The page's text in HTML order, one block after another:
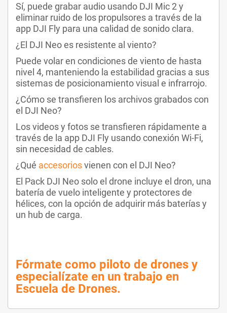
Sí, puede grabar audio usando DJI Mic 2 y
eliminar ruido de los propulsores a través de la
app DJI Fly para una calidad de sonido clara.
¿El DJI Neo es resistente al viento?
Puede volar en condiciones de viento de hasta
nivel 4, manteniendo la estabilidad gracias a sus
sistemas de posicionamiento visual e infrarrojo.
¿Cómo se transfieren los archivos grabados con
el DJI Neo?
Los videos y fotos se transfieren rápidamente a
través de la app DJI Fly usando conexión Wi-Fi,
sin necesidad de cables.
¿Qué accesoriosvienen con el DJI Neo?
El Pack DJI Neo solo el drone incluye el dron, una
batería de vuelo inteligente y protectores de
hélices, con la opción de adquirir más baterías y
un hub de carga.
Fórmate como piloto de drones y
especialízate en un trabajo en
Escuela de Drones.